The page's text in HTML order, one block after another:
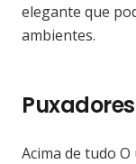
elegante que
ambientes.
Acima de tudo O